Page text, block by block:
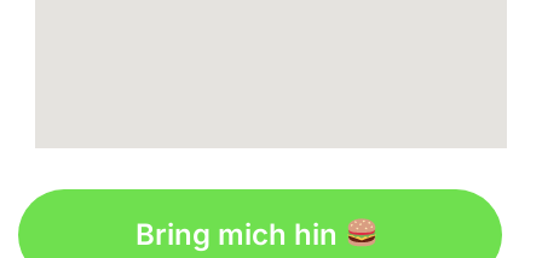
Bring mich hin